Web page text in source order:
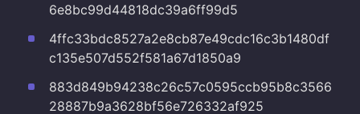
6e8bc99d44818dc39a6ff99d5
4ffc33bdc8527a2e8cb87e49cdc16c3b1480df
c135e507d552f581a67d1850a9
883d849b94238c26c57c0595ccb95b8c3566
28887b9a3628bf56e726332af925